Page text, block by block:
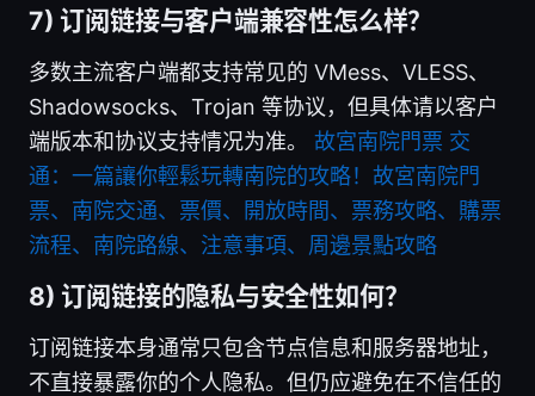
7) 订阅链接与客户端兼容性怎么样？
多数主流客户端都支持常见的 VMess、VLESS、
Shadowsocks、Trojan 等协议，但具体请以客户
端版本和协议支持情况为准。 故宮南院門票 交
通：一篇讓你輕鬆玩轉南院的攻略！故宮南院門
票、南院交通、票價、開放時間、票務攻略、購票
流程、南院路線、注意事項、周邊景點攻略
8) 订阅链接的隐私与安全性如何？
订阅链接本身通常只包含节点信息和服务器地址，
不直接暴露你的个人隐私。但仍应避免在不信任的